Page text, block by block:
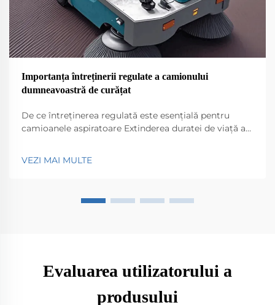
Importanța întreținerii regulate a camionului
dumneavoastră de curățat
De ce întreținerea regulată este esențială pentru
camioanele aspiratoare Extinderea duratei de viață a
necesită întreținere regulată dacă vrem să dureze mai
VEZI MAI MULTE
Evaluarea utilizatorului a
produsului